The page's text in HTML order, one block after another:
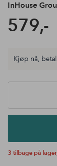
InHouse
579,-
størrelse
Kjøp nå,
3 tilbage på